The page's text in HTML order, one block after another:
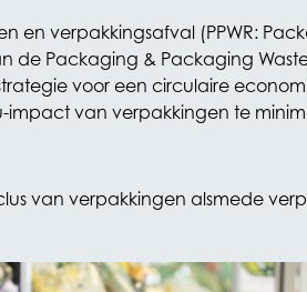
en verpakkingsafval (PPWR:
de Packaging & Packaging
voor een circulaire
van verpakkingen te
van verpakkingen alsmede